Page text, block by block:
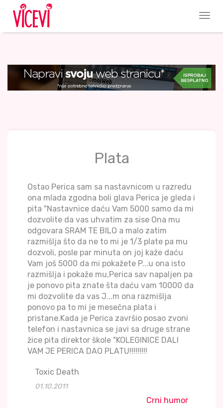
Plata
Ostao Perica sam sa nastavnicom u razredu
ona mlada zgodna boli glava Perica je gleda i
pita "Nastavnice daću Vam 5000 samo da mi
dozvolite da vas uhvatim za sise Ona mu
odgovara SRAM TE BILO a malo zatim
razmišlja što da ne to mi je 1/3 plate pa mu
dozvoli, posle par minuta on joj kaže daću
Vam još 5000 da mi pokažete P...u ona isto
razmišlja i pokaže mu,Perica sav napaljen pa
je ponovo pita znate šta daću vam 10000 da
mi dozvolite da vas J...m ona razmišlja
ponovo pa to mi je mesečna plata i
pristane.Kada je Perica završio posao zvoni
telefon i nastavnica se javi sa druge strane
žice pita direktor škole "KOLEGINICE DALI
VAM JE PERICA DAO PLATU!!!!!!!!!
Toxic Death
01.10.2011
Crni humor